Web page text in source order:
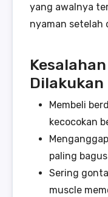
yang awalnya
nyaman setelah
Dilakukan
Membeli
kecocokan
paling bagus
Sering
muscle